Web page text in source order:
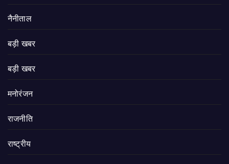
नैनीताल
बड़ी खबर
बड़ी खबर
मनोरंजन
राजनीति
राष्ट्रीय